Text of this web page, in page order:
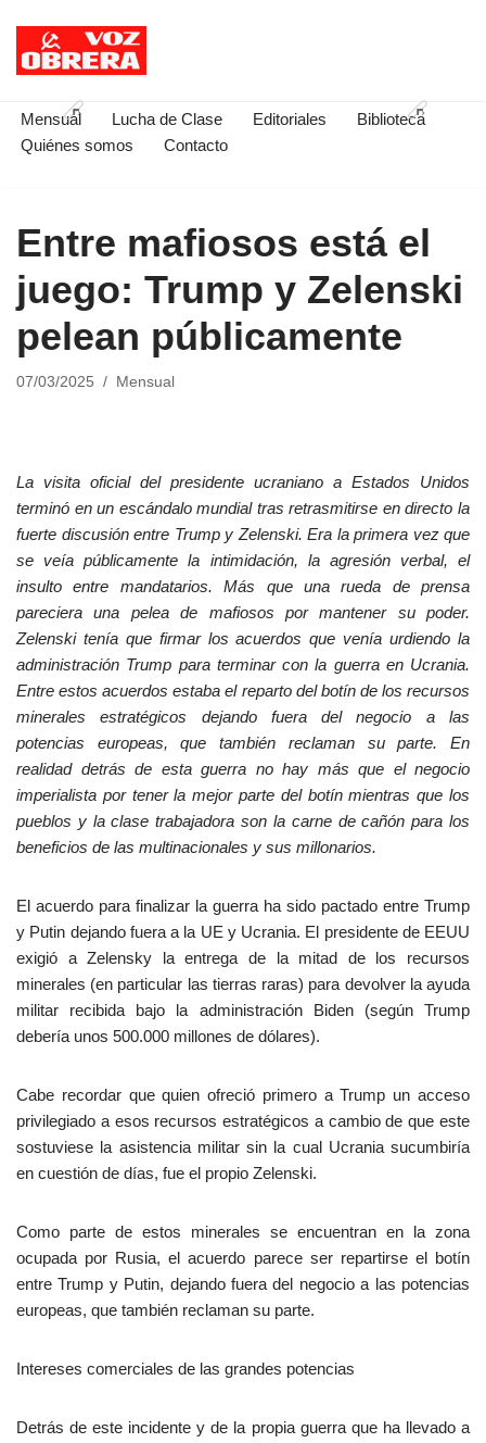
Saltar
contenido
Mensual Lucha de Clase Editoriales
Biblioteca
Quiénes somos
Contacto
Entre mafiosos está el
juego: Trump y Zelenski
pelean públicamente
07/03/2025 Mensual
La visita oficial del presidente ucraniano a Estados Unidos
terminó en un escándalo mundial tras retrasmitirse en directo la
fuerte discusión entre Trump y Zelenski. Era la primera vez que
se veía públicamente la intimidación, la agresión verbal, el
insulto entre mandatarios. Más que una rueda de prensa
pareciera una pelea de mafiosos por mantener su poder.
Zelenski tenía que firmar los acuerdos que venía urdiendo la
administración Trump para terminar con la guerra en Ucrania.
Entre estos acuerdos estaba el reparto del botín de los recursos
minerales estratégicos dejando fuera del negocio a las
potencias europeas, que también reclaman su parte. En
realidad detrás de esta guerra no hay más que el negocio
imperialista por tener la mejor parte del botín mientras que los
pueblos y la clase trabajadora son la carne de cañón para los
beneficios de las multinacionales y sus millonarios.
El acuerdo para finalizar la guerra ha sido pactado entre Trump
y Putin dejando fuera a la UE y Ucrania. El presidente de EEUU
exigió a Zelensky la entrega de la mitad de los recursos
minerales (en particular las tierras raras) para devolver la ayuda
militar recibida bajo la administración Biden (según Trump
debería unos 500.000 millones de dólares).
Cabe recordar que quien ofreció primero a Trump un acceso
privilegiado a esos recursos estratégicos a cambio de que este
sostuviese la asistencia militar sin la cual Ucrania sucumbiría
en cuestión de días, fue el propio Zelenski.
Como parte de estos minerales se encuentran en la zona
ocupada por Rusia, el acuerdo parece ser repartirse el botín
entre Trump y Putin, dejando fuera del negocio a las potencias
europeas, que también reclaman su parte.
Intereses comerciales de las grandes potencias
Detrás de este incidente y de la propia guerra que ha llevado a